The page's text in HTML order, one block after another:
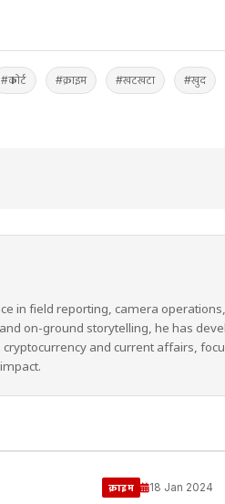
#कोर्ट #क्राइम #खटखटा #खुद
in field reporting, camera
on-ground storytelling, he has
and current affairs,
क्राइम 18 Jan 2024